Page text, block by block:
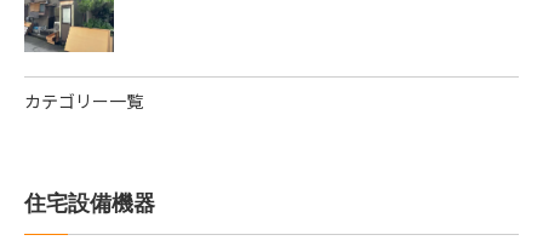
カテゴリー一覧
住宅設備機器